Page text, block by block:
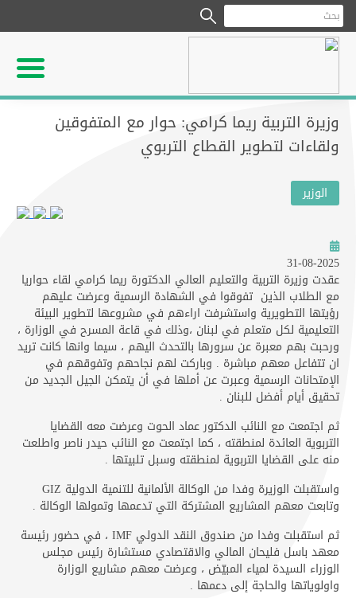
وزيرة التربية ريما كرامي: حوار مع المتفوقين
ولقاءات لتطوير القطاع التربوي
الوزير
31-08-2025
عقدت وزيرة التربية والتعليم العالي الدكتورة ريما كرامي لقاء حواريا
مع الطلاب الذين تفوقوا في الشهادة الرسمية وعرضت عليهم
رؤيتها التطويرية واستشرفت اراءهم في مشروعها لتطوير البيئة
التعليمية لكل متعلم في لبنان ،وذلك في قاعة المسرح في الوزارة ،
ورحبت بهم معبرة عن سرورها بالتحدث اليهم ، سيما وانها كانت تريد
ان تتفاعل معهم مباشرة . وباركت لهم نجاحهم وتفوقهم في
الإمتحانات الرسمية وعبرت عن أملها في أن يتمكن الجيل الجديد من
تحقيق أيام أفضل للبنان .
ثم اجتمعت مع النائب الدكتور عماد الحوت وعرضت معه القضايا
التربوية العائدة لمنطقته ، كما اجتمعت مع النائب حيدر ناصر واطلعت
منه على القضايا التربوية لمنطقته وسبل تلبيتها .
واستقبلت الوزيرة وفدا من الوكالة الألمانية للتنمية الدولية GIZ
وتابعت معهم المشاريع المشتركة التي تدعمها وتمولها الوكالة .
ثم استقبلت وفدا من صندوق النقد الدولي IMF ، في حضور رئيسة
معهد باسل فليحان المالي والاقتصادي مستشارة رئيس مجلس
الوزراء السيدة لمياء المبيّض ، وعرضت معهم مشاريع الوزارة
واولوياتها والحاجة إلى دعمها .